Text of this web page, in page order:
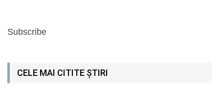
Subscribe
CELE MAI CITITE ȘTIRI